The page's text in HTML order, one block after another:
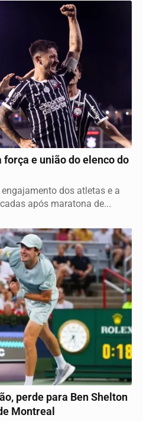
e união do elenco do
dos atletas e a
após maratona de...
perde para Ben Shelton
Montreal